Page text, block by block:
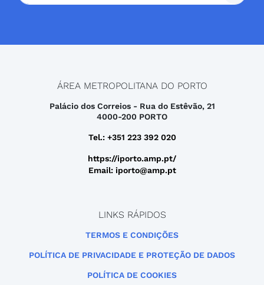
ÁREA METROPOLITANA DO PORTO
Palácio dos Correios - Rua do Estêvão, 21
4000-200 PORTO
Tel.: +351 223 392 020
https://iporto.amp.pt/
Email: iporto@amp.pt
LINKS RÁPIDOS
TERMOS E CONDIÇÕES
POLÍTICA DE PRIVACIDADE E PROTEÇÃO DE DADOS
POLÍTICA DE COOKIES